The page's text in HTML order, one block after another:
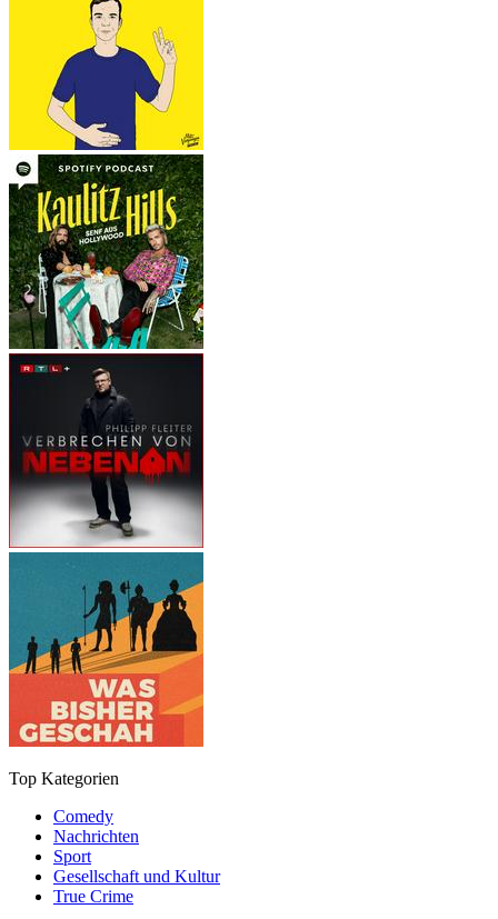
Top Kategorien
Comedy
Nachrichten
Sport
Gesellschaft und Kultur
True Crime